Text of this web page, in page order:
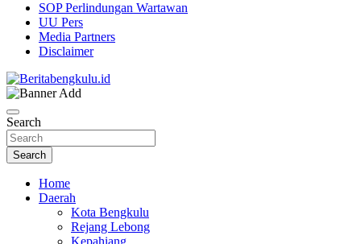
SOP Perlindungan Wartawan
UU Pers
Media Partners
Disclaimer
Beritabengkulu.id
Search
Search
Home
Daerah
Kota Bengkulu
Rejang Lebong
Kepahiang